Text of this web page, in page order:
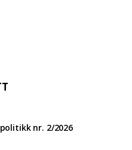
nr. 2/2026